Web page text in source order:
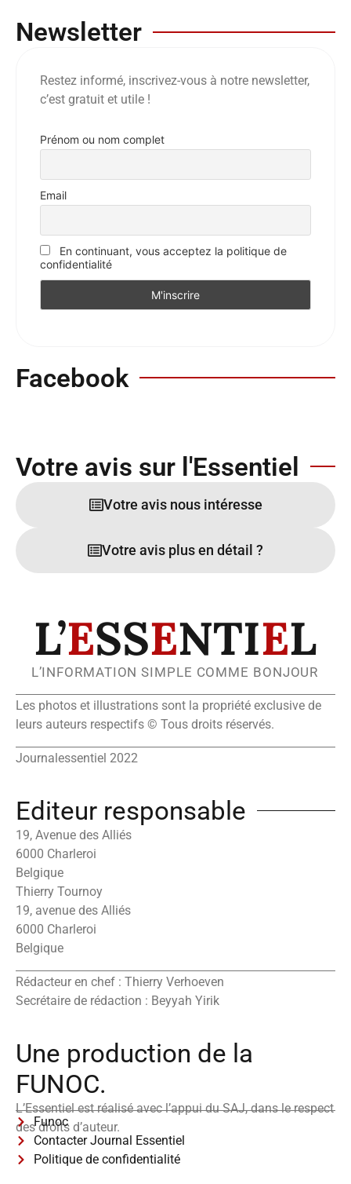
Newsletter
Restez informé, inscrivez-vous à notre newsletter,
c’est gratuit et utile !
Prénom ou nom complet
Email
En continuant, vous acceptez la politique de
confidentialité
Facebook
Votre avis sur l'Essentiel
Votre avis nous intéresse
Votre avis plus en détail ?
L’ESSENTIEL
L’INFORMATION SIMPLE COMME BONJOUR
Les photos et illustrations sont la propriété exclusive de
leurs auteurs respectifs © Tous droits réservés.
Journalessentiel 2022
Editeur responsable
19, Avenue des Alliés
6000 Charleroi
Belgique
Thierry Tournoy
19, avenue des Alliés
6000 Charleroi
Belgique
Rédacteur en chef : Thierry Verhoeven
Secrétaire de rédaction : Beyyah Yirik
Une production de la
FUNOC.
L’Essentiel est réalisé avec l’appui du SAJ, dans le respect
des droits d’auteur.
Funoc
Contacter Journal Essentiel
Politique de confidentialité